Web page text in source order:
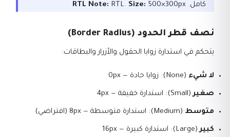
كامل.
RTL Note: RTL. Size: 500×300px
نصف قطر الحدود (Border Radius)
يتحكم في استدارة زوايا الحقول والأزرار والبطاقات:
لا شيء (None): زوايا حادة — 0px
صغير(Small): استدارة خفيفة — 4px
متوسط (Medium): استدارة متوسطة — 8px (افتراضي)
كبير(Large): استدارة كبيرة — 16px